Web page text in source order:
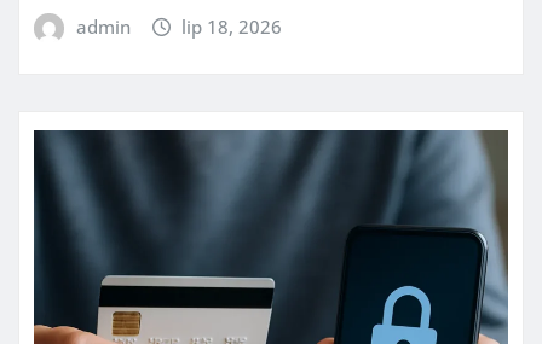
admin lip 18, 2026